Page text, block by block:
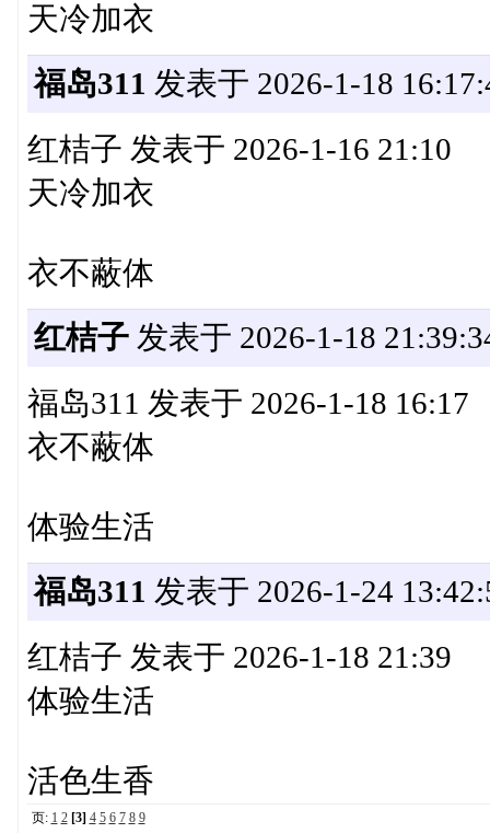
天冷加衣
福岛311 发表于 2026-1-18
红桔子 发表于 2026-1-16 21:10
天冷加衣
衣不蔽体
红桔子发表于 2026-1-18
福岛311 发表于 2026-1-18 16:17
衣不蔽体
体验生活
福岛311 发表于 2026-1-24
红桔子 发表于 2026-1-18 21:39
体验生活
活色生香
页: 1 2 [3] 4 5 6 7 8 9